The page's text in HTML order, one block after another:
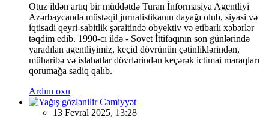
Otuz ildən artıq bir müddətdə Turan İnformasiya Agentliyi
Azərbaycanda müstəqil jurnalistikanın dayağı olub, siyasi və
iqtisadi qeyri-sabitlik şəraitində obyektiv və etibarlı xəbərlər
təqdim edib. 1990-cı ildə - Sovet İttifaqının son günlərində
yaradılan agentliyimiz, keçid dövrünün çətinliklərindən,
müharibə və islahatlar dövrlərindən keçərək ictimai maraqları
qorumağa sadiq qalıb.
Ardını oxu
Cəmiyyət
13 Fevral 2025, 13:28